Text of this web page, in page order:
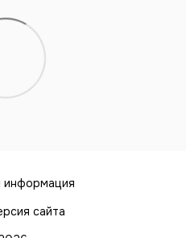
информация
сайта